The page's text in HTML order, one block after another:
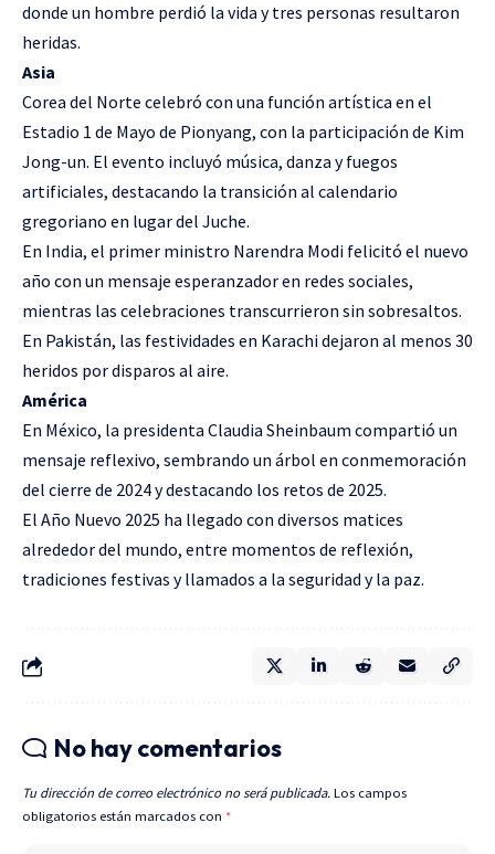
donde un hombre perdió la vida y tres personas resultaron
heridas.
Asia
Corea del Norte celebró con una función artística en el
Estadio 1 de Mayo de Pionyang, con la participación de Kim
Jong-un. El evento incluyó música, danza y fuegos
artificiales, destacando la transición al calendario
gregoriano en lugar del Juche.
En India, el primer ministro Narendra Modi felicitó el nuevo
año con un mensaje esperanzador en redes sociales,
mientras las celebraciones transcurrieron sin sobresaltos.
En Pakistán, las festividades en Karachi dejaron al menos 30
heridos por disparos al aire.
América
En México, la presidenta Claudia Sheinbaum compartió un
mensaje reflexivo, sembrando un árbol en conmemoración
del cierre de 2024 y destacando los retos de 2025.
El Año Nuevo 2025 ha llegado con diversos matices
alrededor del mundo, entre momentos de reflexión,
tradiciones festivas y llamados a la seguridad y la paz.
No hay comentarios
Tu dirección de correo electrónico no será publicada. Los campos
obligatorios están marcados con *